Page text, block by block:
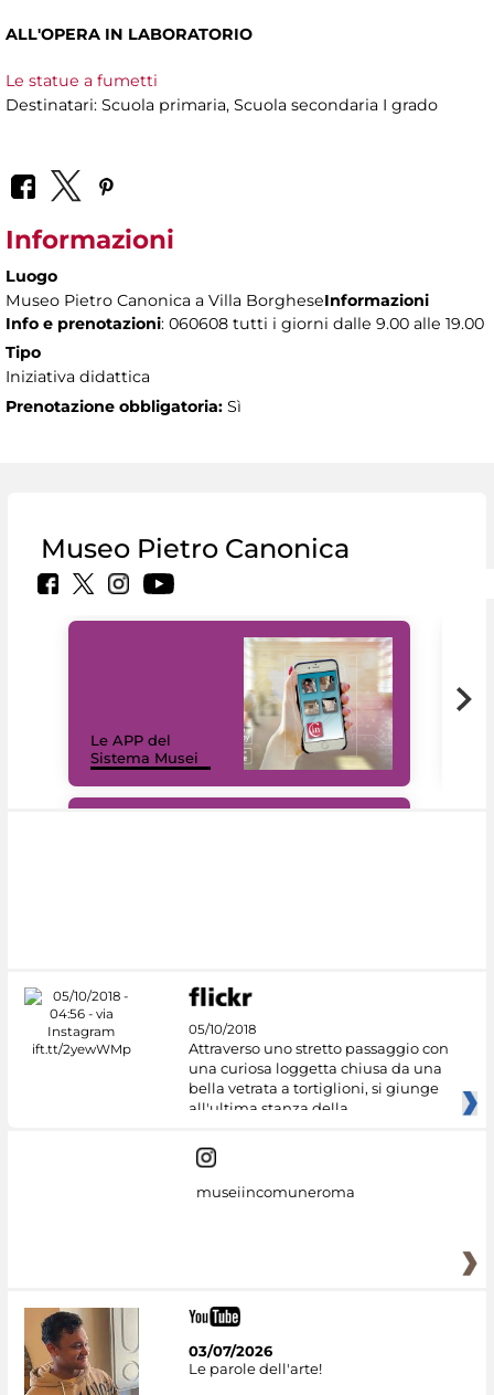
ALL'OPERA IN LABORATORIO
Le statue a fumetti
Destinatari: Scuola primaria, Scuola secondaria I grado
Informazioni
Luogo
Museo Pietro Canonica a Villa BorgheseInformazioni
Info e prenotazioni: 060608 tutti i giorni dalle 9.00 alle 19.00
Tipo
Iniziativa didattica
Prenotazione obbligatoria: Sì
Museo Pietro Canonica
Le APP del
Sistema Musei
05/10/2018
Attraverso uno stretto passaggio con
una curiosa loggetta chiusa da una
bella vetrata a tortiglioni, si giunge
all'ultima stanza della
museiincomuneroma
03/07/2026
Le parole dell'arte!